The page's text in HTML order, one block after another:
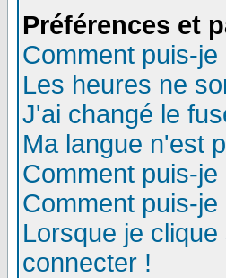
Préférences et
Comment puis-
Les heures ne
J'ai changé le
Ma langue n'est
Comment puis-
Comment puis-
Lorsque je
connecter !